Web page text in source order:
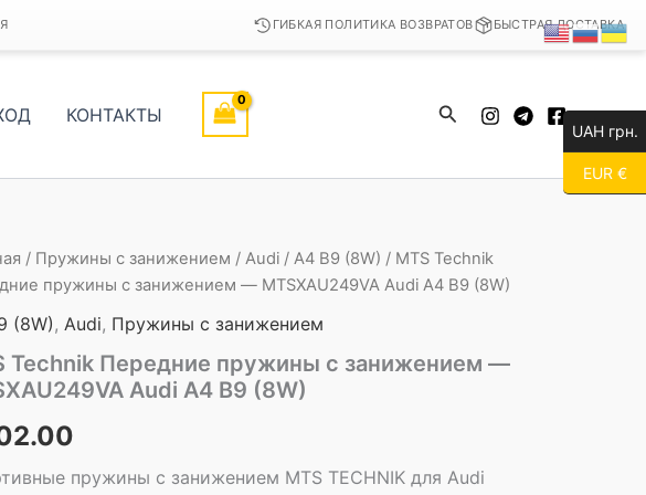
ГИБКАЯ ПОЛИТИКА ВОЗВРАТОВ БЫСТРАЯ ДОСТАВКА
КОНТАКТЫ Поиск
/ Пружины с занижением / Audi / A4 B9 (8W) / MTS Technik
пружины с занижением — MTSXAU249VA Audi A4 B9 (8W)
(8W) , Audi, Пружины с занижением
Technik Передние пружины с занижением —
Audi A4 B9 (8W)
пружины с занижением MTS TECHNIK для Audi
UAH грн.
EUR €